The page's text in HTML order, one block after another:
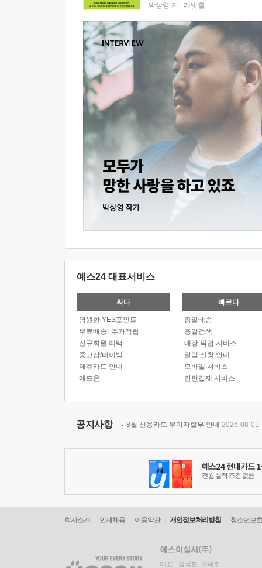
박상영 저 래빗홀
예스24 대표서비스
싸다
영원한 YES포인트
무료배송+추가적립
신규회원 혜택
중고샵/바이백
제휴카드 안내
애드온
빠르다
총알배송
총알검색
매장 픽업 서비스
알림 신청 안내
모바일 서비스
간편결제 서비스
공지사항 8월 신용카드 무이자할부 안내 2026-08-01
회사소개 인재채용 이용약관 개인정보처리방침 청소년보
대표 : 김석환, 최세라